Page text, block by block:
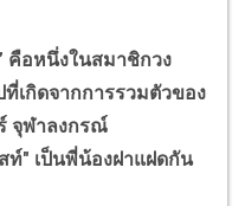
คือหนึ่งในสมาชิกวง
ที่เกิดจากการรวมตัวของ
จุฬาลงกรณ์
ท์" เป็นพี่น้องฝาแฝดกัน